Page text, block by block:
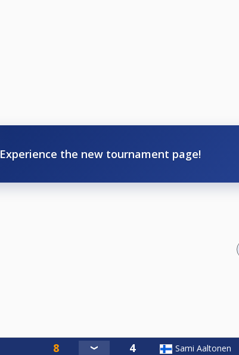
Experience the new tournament page!
Sami Aaltonen